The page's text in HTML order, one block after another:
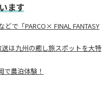
ます
で「PARCO× FINAL FANTASY
は九州の癒し旅スポットを大特
農泊体験！